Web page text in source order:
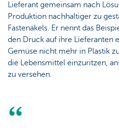
Lieferant gemeinsam nach
Produktion nachhaltiger zu
Fastenakels. Er nennt das
den Druck auf ihre Lieferanten
Gemüse nicht mehr in Plastik
die Lebensmittel einzuritzen,
zu versehen.